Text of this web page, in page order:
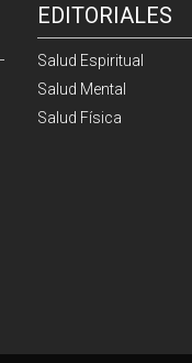
EDITORIALES
Salud Espiritual
Salud Mental
Salud Física